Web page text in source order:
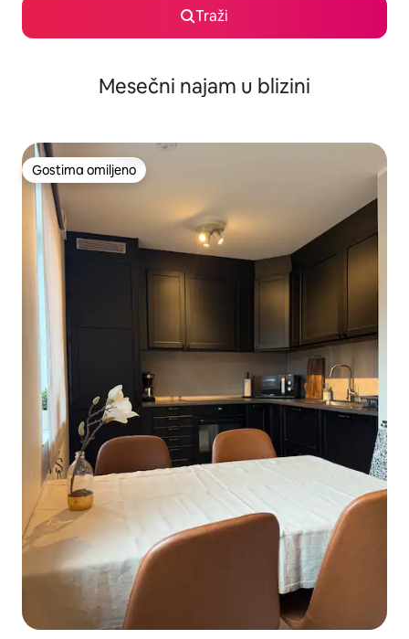
Traži
Mesečni najam u blizini
Gostima omiljeno
Gostima omiljeno